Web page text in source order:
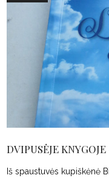
DVIPUSĖJE
Iš spaustuvės kupiškėnė